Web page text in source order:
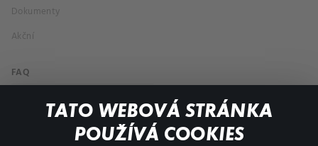
TATO WEBOVÁ STRÁNKA
POUŽÍVÁ COOKIES
Dokumenty
Akční
FAQ
Můj účet
Důležité odkazy